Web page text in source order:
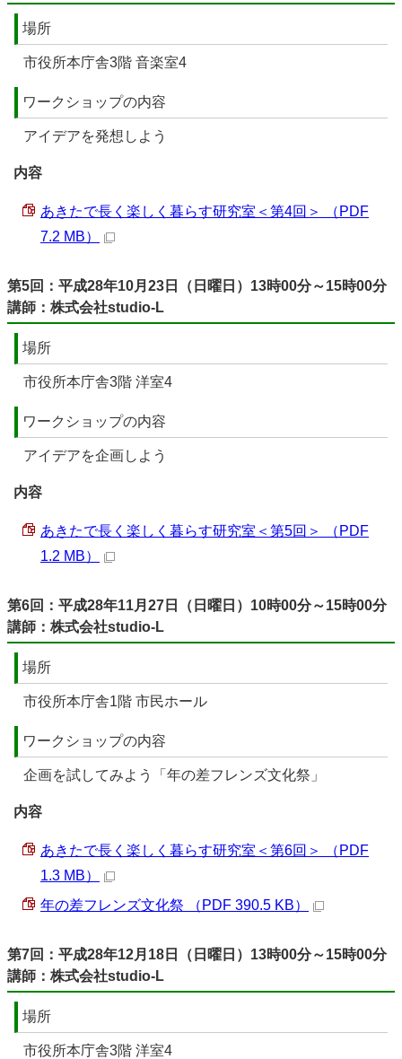
場所
市役所本庁舎3階 音楽室4
ワークショップの内容
アイデアを発想しよう
内容
あきたで長く楽しく暮らす研究室＜第4回＞ （PDF
7.2 MB）
第5回：平成28年10月23日（日曜日）13時00分～15時00分
講師：株式会社studio-L
場所
市役所本庁舎3階 洋室4
ワークショップの内容
アイデアを企画しよう
内容
あきたで長く楽しく暮らす研究室＜第5回＞ （PDF
1.2 MB）
第6回：平成28年11月27日（日曜日）10時00分～15時00分
講師：株式会社studio-L
場所
市役所本庁舎1階 市民ホール
ワークショップの内容
企画を試してみよう「年の差フレンズ文化祭」
内容
あきたで長く楽しく暮らす研究室＜第6回＞ （PDF
1.3 MB）
年の差フレンズ文化祭 （PDF 390.5 KB）
第7回：平成28年12月18日（日曜日）13時00分～15時00分
講師：株式会社studio-L
場所
市役所本庁舎3階 洋室4